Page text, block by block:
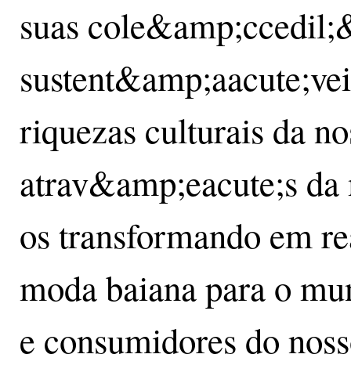
suas
riquezas culturais da
atrav&amp;eacute;s
os transformando em
moda baiana para o
e consumidores do